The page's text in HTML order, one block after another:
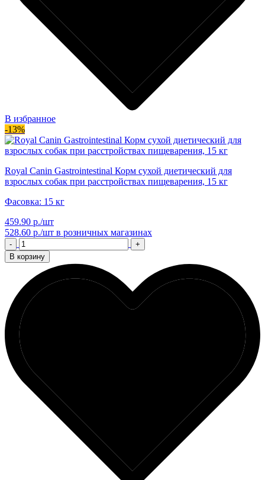
В избранное
-13%
Royal Canin Gastrointestinal Корм сухой диетический для
взрослых собак при расстройствах пищеварения, 15 кг
Фасовка: 15 кг
459.90 р./шт
528.60 р./шт в розничных магазинах
-
+
В корзину